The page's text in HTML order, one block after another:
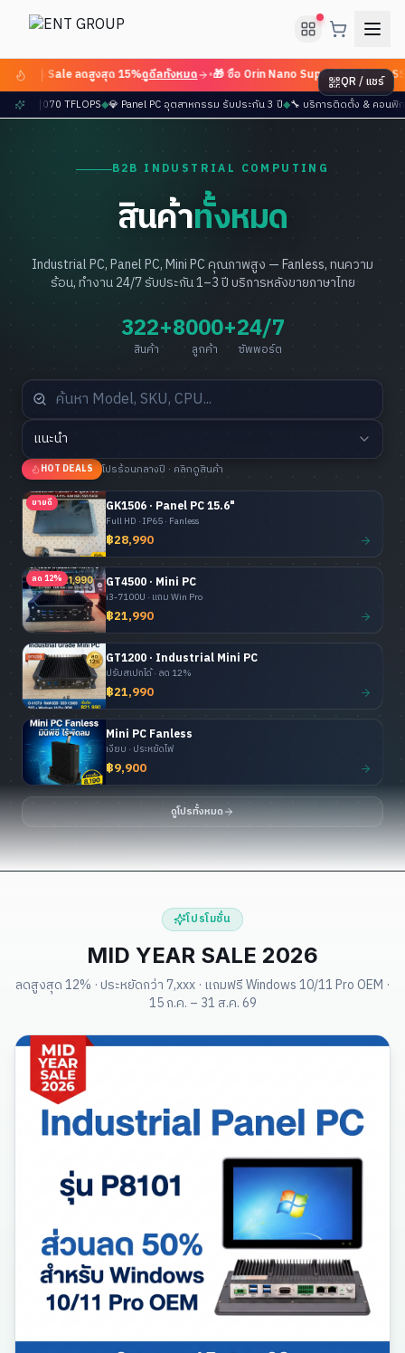
Sale ลดสูงสุด 15%ดูดีลทั้งหมด •🎁 ซื้อ Orin Nano Super Devkit แถม SSD
าแล้ว — 2070 TFLOPS◆💎 Panel PC อุตสาหกรรม รับประกัน 3 ปี◆ 🔧 บริการติดตั้ง & คอ
B2B INDUSTRIAL COMPUTING
สินค้าทั้งหมด
Industrial PC, Panel PC, Mini PC คุณภาพสูง — Fanless, ทนความ
ร้อน, ทำงาน 24/7 รับประกัน 1–3 ปี บริการหลังขายภาษาไทย
322+
สินค้า
8000+
ลูกค้า
24/7
ซัพพอร์ต
แนะนำ
HOT DEALS โปรร้อนกลางปี · คลิกดูสินค้า
ขายดี GK1506 · Panel PC 15.6"
Full HD · IP65 · Fanless
฿28,990
ลด 12% GT4500 · Mini PC
i3-7100U · แถม Win Pro
฿21,990
GT1200 · Industrial Mini PC
ปรับสเปกได้ · ลด 12%
฿21,990
Mini PC Fanless
เงียบ · ประหยัดไฟ
฿9,900
ดูโปรทั้งหมด
โปรโมชั่น
MID YEAR SALE 2026
ลดสูงสุด 12% · ประหยัดกว่า 7,xxx · แถมฟรี Windows 10/11 Pro OEM ·
15 ก.ค. – 31 ส.ค. 69
QR / แชร์